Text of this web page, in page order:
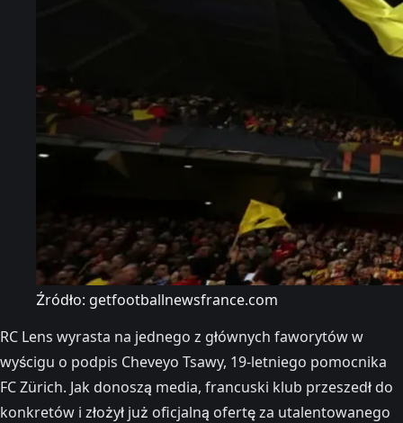
Źródło: getfootballnewsfrance.com
RC Lens wyrasta na jednego z głównych faworytów w
wyścigu o podpis Cheveyo Tsawy, 19-letniego pomocnika
FC Zürich. Jak donoszą media, francuski klub przeszedł do
konkretów i złożył już oficjalną ofertę za utalentowanego